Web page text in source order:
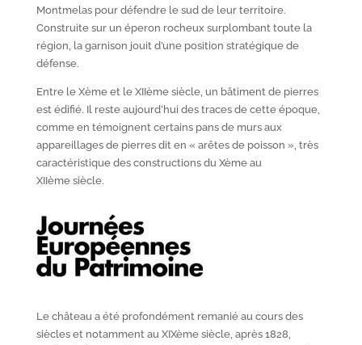
Montmelas pour défendre le sud de leur territoire.
Construite sur un éperon rocheux surplombant toute la
région, la garnison jouit d’une position stratégique de
défense.
Entre le Xèmeet le XIIèmesiècle, un bâtiment de pierres
est édifié. Il reste aujourd’hui des traces de cette époque,
comme en témoignent certains pans de murs aux
appareillages de pierres dit en « arêtes de poisson », très
caractéristique des constructions du Xèmeau
XIIèmesiècle.
Le château a été profondément remanié au cours des
siècles et notamment au XIXèmesiècle, après 1828,